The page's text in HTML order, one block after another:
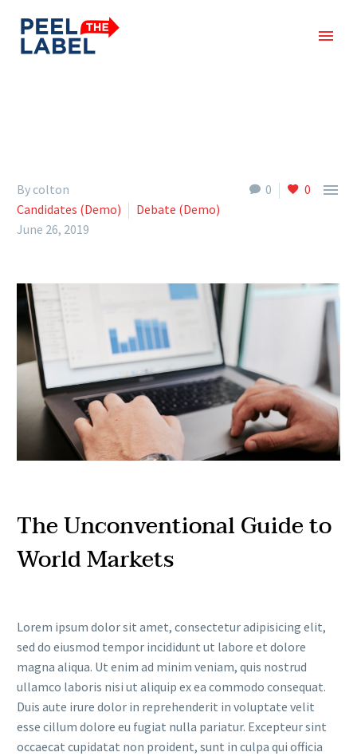
0 0 
By colton
Candidates (Demo)
Debate (Demo)
June 26, 2019
The Unconventional Guide to
World Markets
Lorem ipsum dolor sit amet, consectetur adipisicing elit,
sed do eiusmod tempor incididunt ut labore et dolore
magna aliqua. Ut enim ad minim veniam, quis nostrud
ullamco laboris nisi ut aliquip ex ea commodo consequat.
Duis aute irure dolor in reprehenderit in voluptate velit
esse cillum dolore eu fugiat nulla pariatur. Excepteur sint
occaecat cupidatat non proident, sunt in culpa qui officia